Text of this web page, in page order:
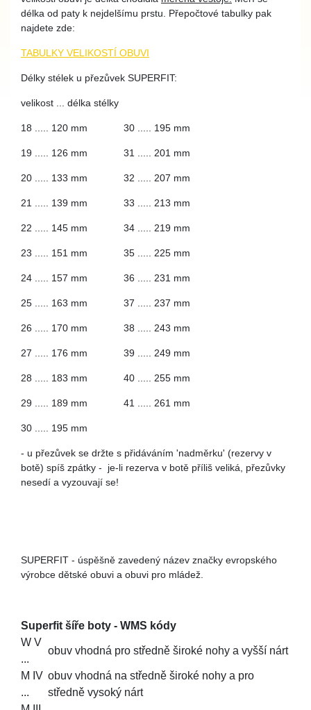
délka od paty k nejdelšímu prstu. Přepočtové tabulky pak
najdete zde:
TABULKY VELIKOSTÍ OBUVI
Délky stélek u přezůvek SUPERFIT:
velikost ... délka stélky
18 ..... 120 mm 30 ..... 195 mm
19 ..... 126 mm 31 ..... 201 mm
20 ..... 133 mm 32 ..... 207 mm
21 ..... 139 mm 33 ..... 213 mm
22 ..... 145 mm 34 ..... 219 mm
23 ..... 151 mm 35 ..... 225 mm
24 ..... 157 mm 36 ..... 231 mm
25 ..... 163 mm 37 ..... 237 mm
26 ..... 170 mm 38 ..... 243 mm
27 ..... 176 mm 39 ..... 249 mm
28 ..... 183 mm 40 ..... 255 mm
29 ..... 189 mm 41 ..... 261 mm
30 ..... 195 mm
- u přezůvek se držte s přidáváním 'nadměrku' (rezervy v
botě) spíš zpátky - je-li rezerva v botě příliš veliká, přezůvky
nesedí a vyzouvají se!
SUPERFIT - úspěšně zavedený název značky evropského
výrobce dětské obuvi a obuvi pro mládež.
Superfit šíře boty - WMS kódy
W V
...
obuv vhodná pro středně široké nohy a vyšší nárt
M IV
...
obuv vhodná na středně široké nohy a pro
středně vysoký nárt